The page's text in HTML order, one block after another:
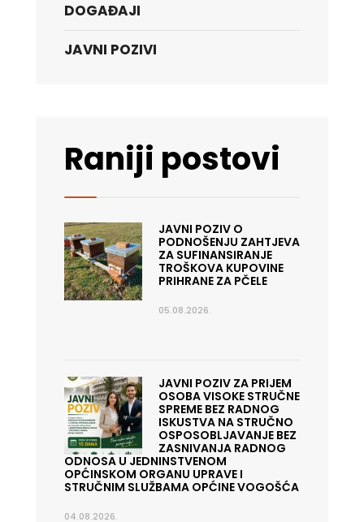
DOGAĐAJI
JAVNI POZIVI
Raniji postovi
JAVNI POZIV O
PODNOŠENJU ZAHTJEVA
ZA SUFINANSIRANJE
TROŠKOVA KUPOVINE
PRIHRANE ZA PČELE
05.08.2026.
JAVNI POZIV ZA PRIJEM
OSOBA VISOKE STRUČNE
SPREME BEZ RADNOG
ISKUSTVA NA STRUČNO
OSPOSOBLJAVANJE BEZ
ZASNIVANJA RADNOG
ODNOSA U JEDNINSTVENOM
OPĆINSKOM ORGANU UPRAVE I
STRUČNIM SLUŽBAMA OPĆINE VOGOŠĆA
04.08.2026.